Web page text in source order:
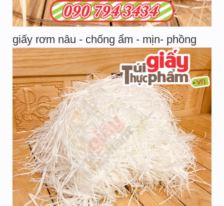
giấy rơm nâu - chống ẩm - mịn- phồng